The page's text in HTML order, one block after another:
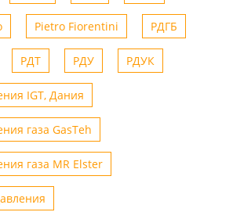
Рietro Fiorentini РДГБ
РДТ РДУ РДУК
IGT, Дания
газа GasTeh
газа MR Elster